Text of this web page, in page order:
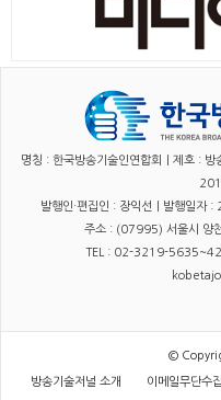
명칭 : 한국방송기술인연합회｜제호 :
발행인·편집인 : 장익선｜발행일자
주소 : (07995) 서울시 양
TEL : 02-3219-
©
방송기술저널 소개 이메일무단수